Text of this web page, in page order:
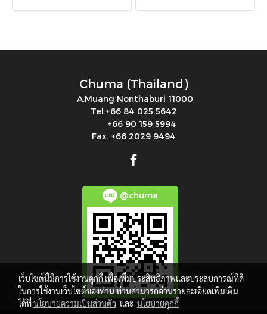
Chuma (Thailand)
A.Muang Nonthaburi 11000
Tel.+66 84 025 5642
+66 90 159 5994
Fax. +66 2029 9494
@chuma
เว็บไซต์นี้มีการใช้งานคุกกี้ เพื่อเพิ่มประสิทธิภาพและประสบการณ์ที่ดี
ในการใช้งานเว็บไซต์ของท่าน ท่านสามารถอ่านรายละเอียดเพิ่มเติม
ได้ที่นโยบายความเป็นส่วนตัว และ นโยบายคุกกี้